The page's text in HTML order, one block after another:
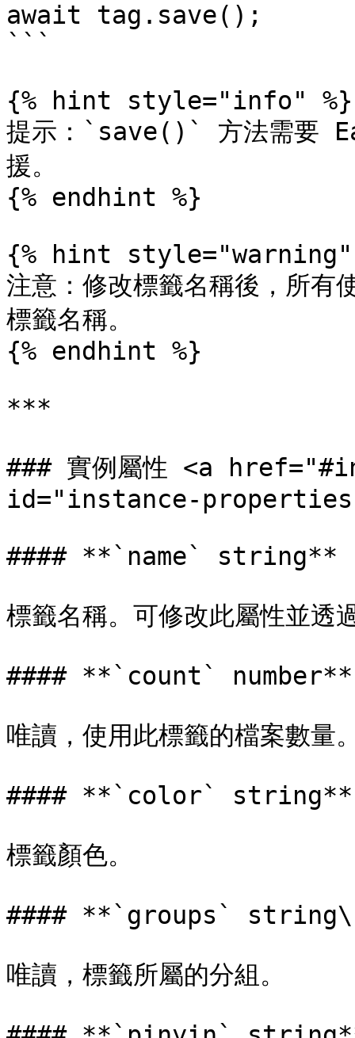
await tag.save();
```
{% hint style="info" %}
提示：`save()` 方法需要
援。
{% endhint %}
{% hint style="warning"
注意：修改標籤名稱後，所有
標籤名稱。
{% endhint %}
***
### 實例屬性 <a
id="instance-
#### **`name` string**
標籤名稱。可修改此屬性並
#### **`count` number**
唯讀，使用此標籤的檔案數量
#### **`color` string**
標籤顏色。
#### **`groups`
唯讀，標籤所屬的分組。